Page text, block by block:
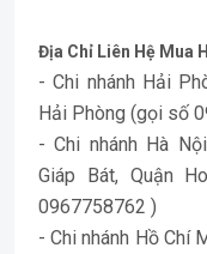
Địa Chỉ Liên Hệ Mua
- Chi nhánh Hải
Hải Phòng (gọi số
- Chi nhánh Hà
Giáp Bát, Quận
0967758762 )
- Chi nhánh Hồ Chí